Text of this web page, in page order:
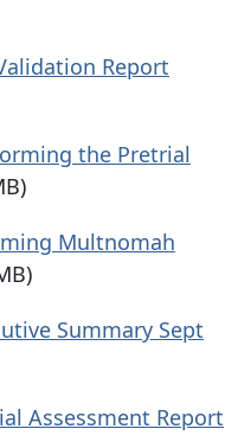
Report
the Pretrial
Multnomah
Summary Sept
Assessment Report